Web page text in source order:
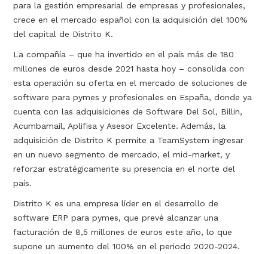
para la gestión empresarial de empresas y profesionales,
crece en el mercado español con la adquisición del 100%
del capital de Distrito K.
La compañía – que ha invertido en el país más de 180
millones de euros desde 2021 hasta hoy – consolida con
esta operación su oferta en el mercado de soluciones de
software para pymes y profesionales en España, donde ya
cuenta con las adquisiciones de Software Del Sol, Billin,
Acumbamail, Aplifisa y Asesor Excelente. Además, la
adquisición de Distrito K permite a TeamSystem ingresar
en un nuevo segmento de mercado, el mid-market, y
reforzar estratégicamente su presencia en el norte del
país.
Distrito K es una empresa líder en el desarrollo de
software ERP para pymes, que prevé alcanzar una
facturación de 8,5 millones de euros este año, lo que
supone un aumento del 100% en el periodo 2020-2024.